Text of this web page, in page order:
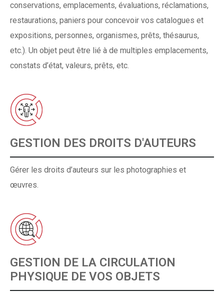
conservations, emplacements, évaluations, réclamations,
restaurations, paniers pour concevoir vos catalogues et
expositions, personnes, organismes, prêts, thésaurus,
etc.). Un objet peut être lié à de multiples emplacements,
constats d’état, valeurs, prêts, etc.
GESTION DES DROITS D'AUTEURS
Gérer les droits d’auteurs sur les photographies et
œuvres.
GESTION DE LA CIRCULATION
PHYSIQUE DE VOS OBJETS